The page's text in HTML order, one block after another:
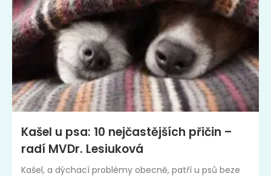
Kašel u psa: 10 nejčastějších přičin –
radí MVDr. Lesiuková
Kašel, a dýchací problémy obecně, patří u psů beze